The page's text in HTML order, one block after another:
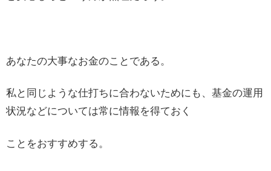
あなたの大事なお金のことである。
私と同じような仕打ちに合わないためにも、基金の運用
状況などについては常に情報を得ておく
ことをおすすめする。